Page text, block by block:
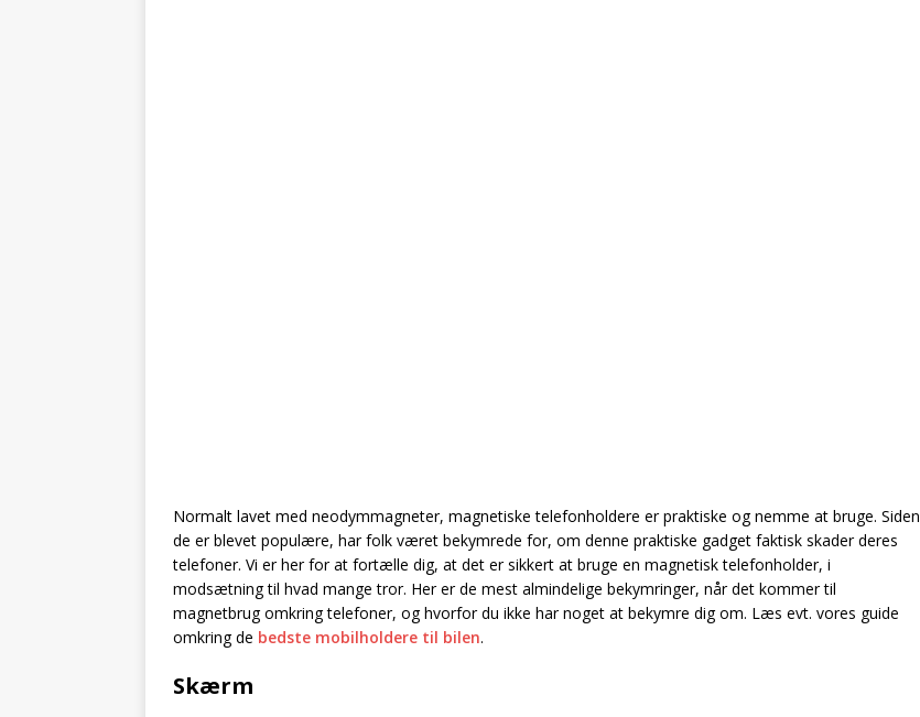
Normalt lavet med neodymmagneter, magnetiske telefonholdere er praktiske og nemme at bruge. Siden
de er blevet populære, har folk været bekymrede for, om denne praktiske gadget faktisk skader deres
telefoner. Vi er her for at fortælle dig, at det er sikkert at bruge en magnetisk telefonholder, i
modsætning til hvad mange tror. Her er de mest almindelige bekymringer, når det kommer til
magnetbrug omkring telefoner, og hvorfor du ikke har noget at bekymre dig om. Læs evt. vores guide
omkring de bedste mobilholdere til bilen.
Skærm